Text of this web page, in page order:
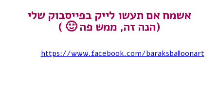
אשמח אם תעשו לייק בפייסבוק שלי
(הנה זה, ממש פה 🙂 )
https://www.facebook.com/baraksballoonart